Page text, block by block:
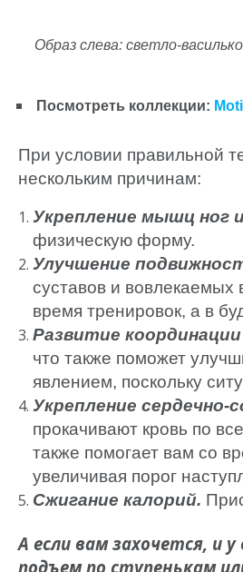
Образ слева: светло-
Посмотреть коллекции:
При условии правильной
нескольким причинам:
Укрепление мышц ног
физическую форму.
Улучшение
суставов и вовлекаемых
время тренировок, а в
Развитие
что также поможет
явлением, поскольку
Укрепление
прокачивают кровь по
также помогает вам со
увеличивая порог
Сжигание калорий.
А если вам захочется, и
подъем по ступенькам